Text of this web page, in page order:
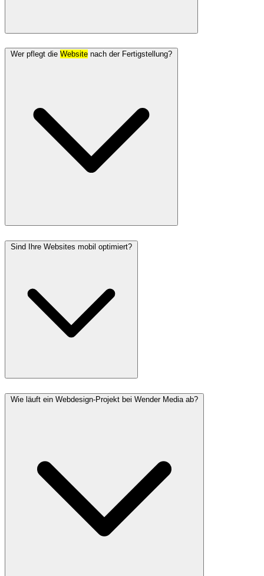
Wer pflegt die Website nach der Fertigstellung?
Sind Ihre Websites mobil optimiert?
Wie läuft ein Webdesign-Projekt bei Wender Media ab?